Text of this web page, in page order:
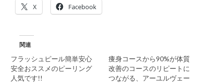
X Facebook
関連
フラッシュピール簡単安心
安全おススメのピーリング
人気です!!
痩身コースから90%が体質
改善のコースのリピートに
つながる、アーユルヴェー